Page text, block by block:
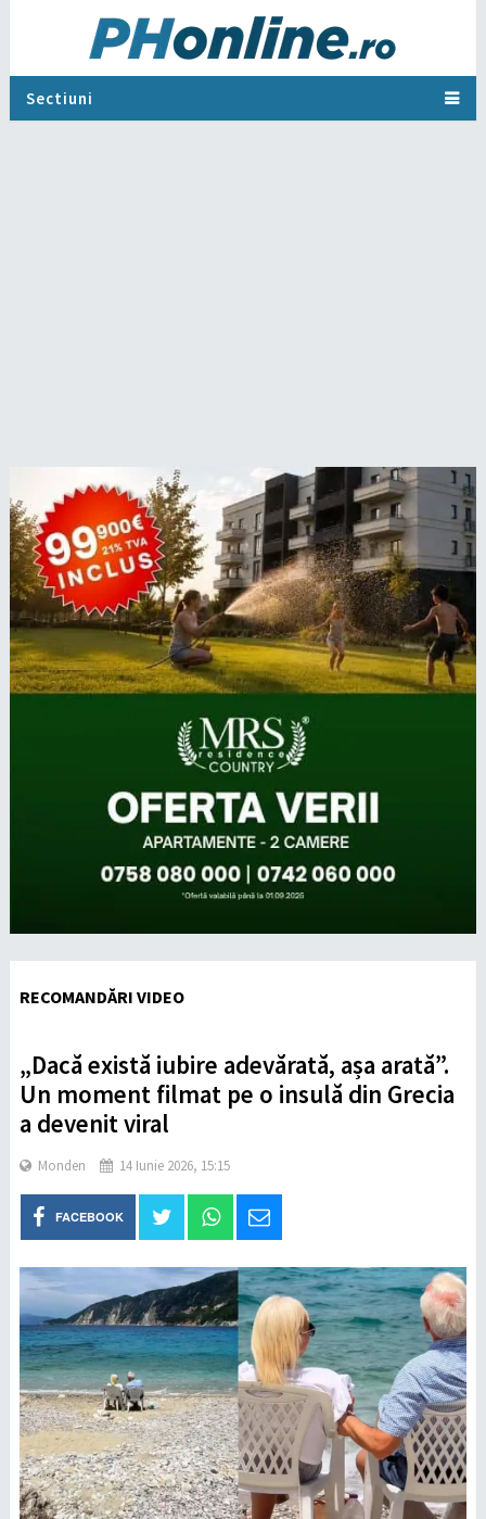
Sectiuni
RECOMANDĂRI VIDEO
„Dacă există iubire adevărată, așa arată”.
Un moment filmat pe o insulă din Grecia
a devenit viral
Monden 14 Iunie 2026, 15:15
FACEBOOK